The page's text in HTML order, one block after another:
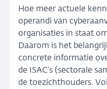
Hoe meer actuele
operandi van
organisaties in staat
Daarom is het
concrete informatie
de ISAC’s (sectorale
de toezichthouders.